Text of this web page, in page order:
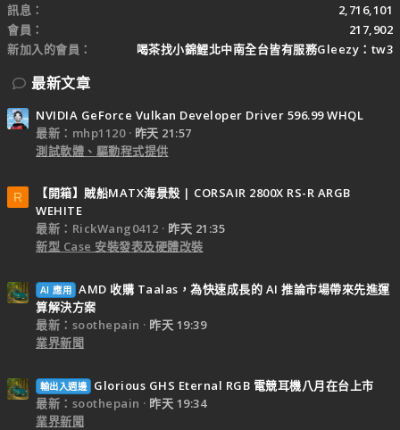
訊息
2,716,101
會員
217,902
新加入的會員
喝茶找小錦鯉北中南全台皆有服務Gleezy：tw3
最新文章
NVIDIA GeForce Vulkan Developer Driver 596.99 WHQL
最新：mhp1120
昨天 21:57
測試軟體、驅動程式提供
R
【開箱】賊船MATX海景殼 | CORSAIR 2800X RS-R ARGB
WEHITE
最新：RickWang0412
昨天 21:35
新型 Case 安裝發表及硬體改裝
AI 應用 AMD 收購 Taalas，為快速成長的 AI 推論市場帶來先進運
算解決方案
最新：soothepain
昨天 19:39
業界新聞
輸出入週邊
Glorious GHS Eternal RGB 電競耳機八月在台上市
最新：soothepain
昨天 19:34
業界新聞